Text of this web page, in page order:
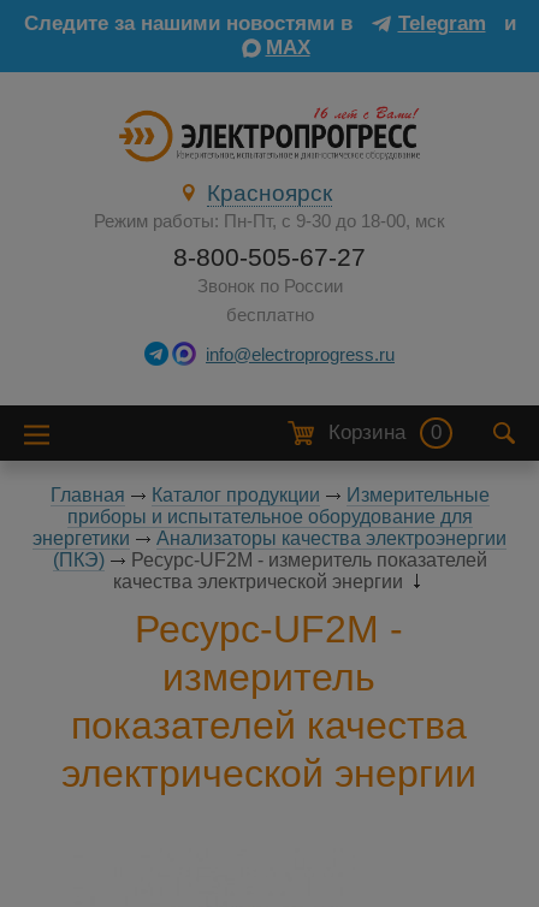
Следите за нашими новостями в Telegram
и
MAX
Красноярск
Режим работы: Пн-Пт, с 9-30 до 18-00, мск
8-800-505-67-27
Звонок по России
бесплатно
info@electroprogress.ru
Корзина 0
Главная Каталог продукции
Измерительные
приборы и испытательное оборудование для
энергетики
Анализаторы качества электроэнергии
(ПКЭ)
Ресурс-UF2М - измеритель показателей
качества электрической энергии
Ресурс-UF2М -
измеритель
показателей качества
электрической энергии